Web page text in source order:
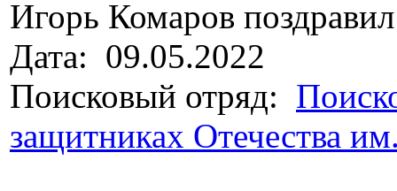
Игорь Комаров
Дата: 09.05.2022
Поисковый отряд:
защитниках Отечества